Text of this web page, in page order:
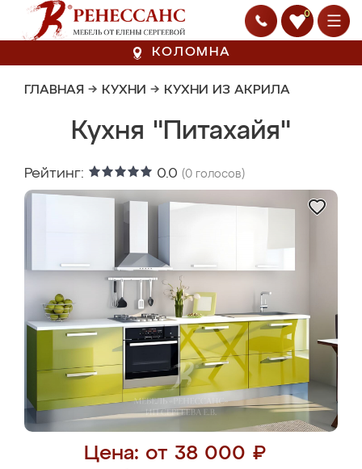
0
КОЛОМНА
ГЛАВНАЯ → КУХНИ → КУХНИ ИЗ АКРИЛА
Кухня "Питахайя"
Рейтинг: 0.0 (0 голосов)
Цена: от 38 000 ₽